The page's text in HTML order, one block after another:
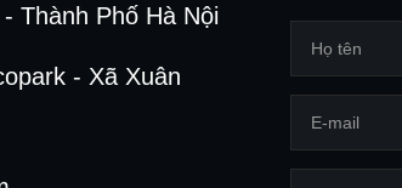
Thành Phố Hà Nội
- Xã Xuân